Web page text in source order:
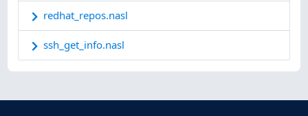
redhat_repos.nasl
ssh_get_info.nasl